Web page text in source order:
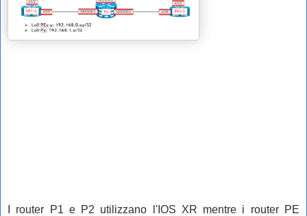
I router P1 e P2 utilizzano l'IOS XR mentre i router PE